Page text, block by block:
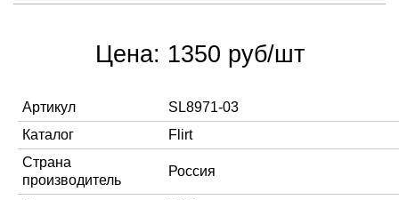
Цена: 1350 руб/шт
Артикул
SL8971-03
Каталог
Flirt
Страна
производитель
Россия